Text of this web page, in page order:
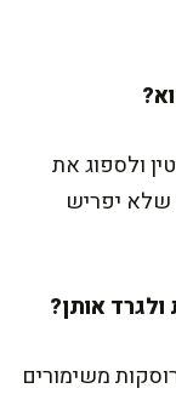
ולספוג את
שלא יפריש
משימורים